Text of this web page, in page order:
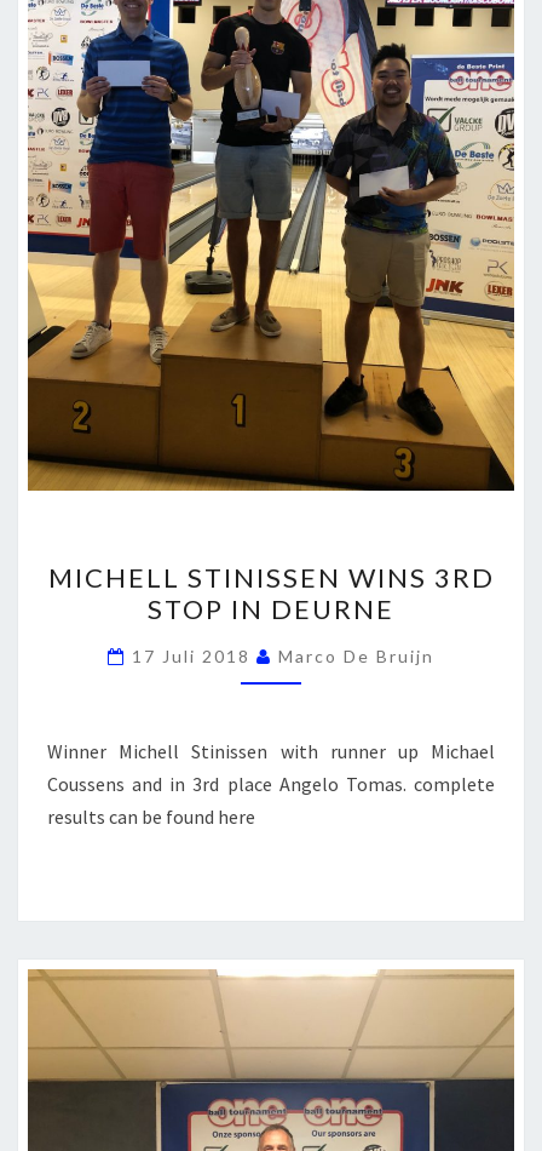
STINISSEN
WINS
3RD
STOP
DEURNE
MICHELL STINISSEN WINS 3RD
STOP IN DEURNE
17 Juli 2018 Marco De Bruijn
Winner Michell Stinissen with runner up Michael
Coussens and in 3rd place Angelo Tomas. complete
results can be found here